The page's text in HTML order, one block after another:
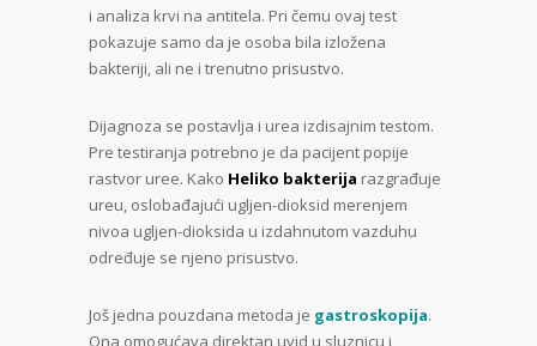
i analiza krvi na antitela. Pri čemu ovaj test
pokazuje samo da je osoba bila izložena
bakteriji, ali ne i trenutno prisustvo.
Dijagnoza se postavlja i urea izdisajnim testom.
Pre testiranja potrebno je da pacijent popije
rastvor uree. Kako Heliko bakterija razgrađuje
ureu, oslobađajući ugljen-dioksid merenjem
nivoa ugljen-dioksida u izdahnutom vazduhu
određuje se njeno prisustvo.
Još jedna pouzdana metoda je gastroskopija.